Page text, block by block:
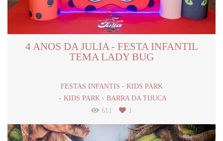
4 ANOS DA JULIA - FESTA INFANTIL
TEMA LADY BUG
FESTAS INFANTIS - KIDS PARK
KIDS PARK - BARRA DA TIJUCA
611
1